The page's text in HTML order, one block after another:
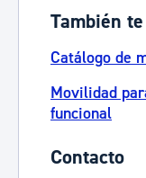
También
Catálogo de
Movilidad
funcional
Contacto